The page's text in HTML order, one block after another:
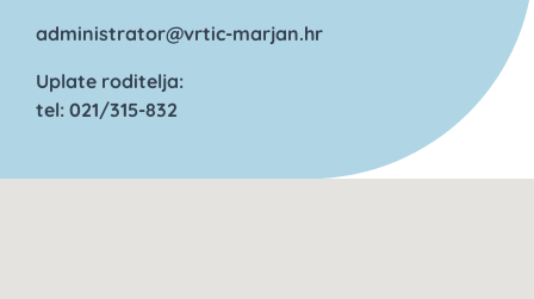
administrator@vrtic-marjan.hr
Uplate roditelja:
tel: 021/315-832